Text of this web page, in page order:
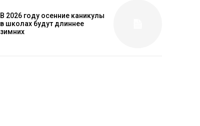
В 2026 году осенние каникулы
в школах будут длиннее
зимних